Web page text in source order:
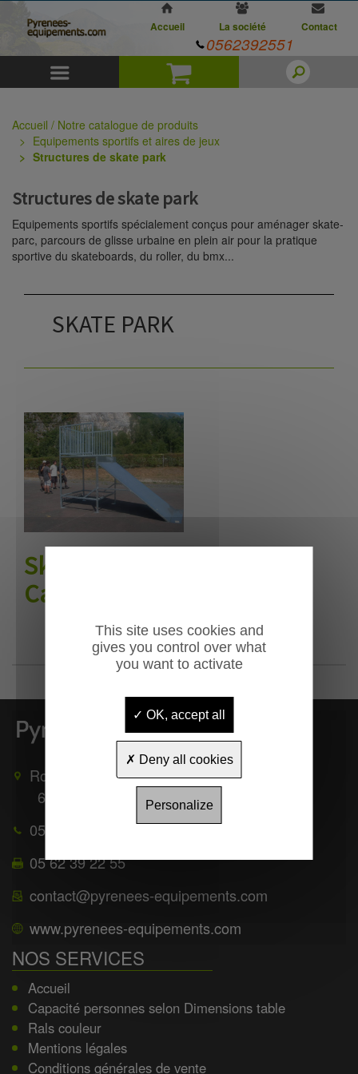
Panier
Accueil La société Contact
0562392551
Accueil / Notre catalogue de produits
Equipements sportifs et aires de jeux
Structures de skate park
Structures de skate park
Equipements sportifs spécialement conçus pour aménager skate-
parc, parcours de glisse urbaine en plein air pour la pratique
sportive du skateboards, du roller, du bmx...
SKATE PARK
Skate park
Californie
Route de Mauléon
65370
05 62 39 25 51
05 62 39 22 55
contact@pyrenees-equipements.com
www.pyrenees-equipements.com
NOS SERVICES
Accueil
Capacité personnes selon Dimensions table
Rals couleur
Mentions légales
Conditions générales de vente
This site uses cookies and
gives you control over what
you want to activate
OK, accept all
Deny all cookies
Personalize